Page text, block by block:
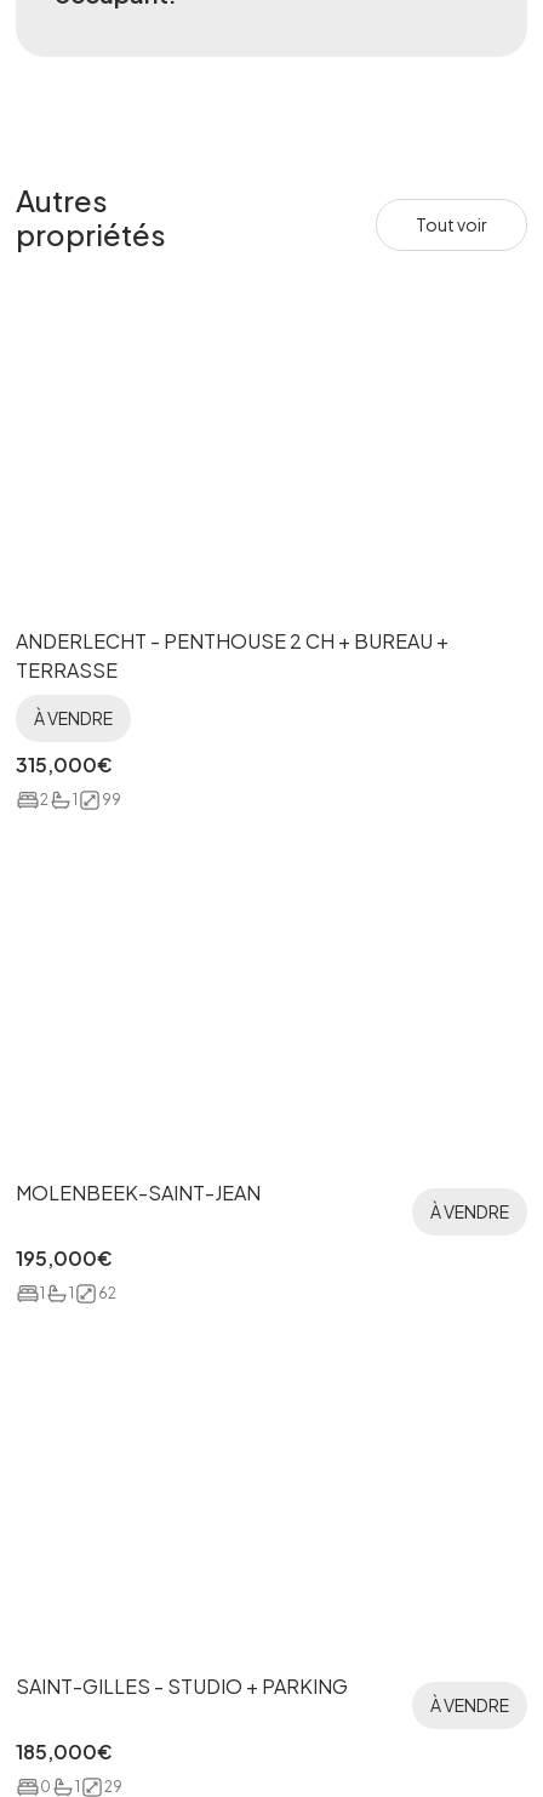
Autres
propriétés
Tout voir
ANDERLECHT - PENTHOUSE 2 CH + BUREAU +
TERRASSE
À VENDRE
315,000€
2 1 99
MOLENBEEK-SAINT-JEAN
À VENDRE
195,000€
1 1 62
SAINT-GILLES - STUDIO + PARKING
À VENDRE
185,000€
0 1 29